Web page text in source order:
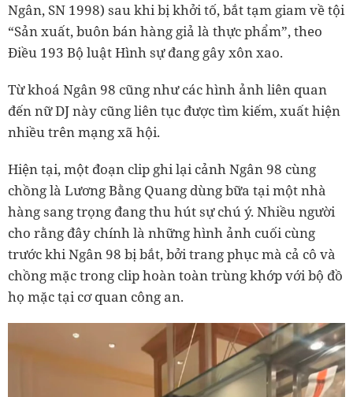
Ngân, SN 1998) sau khi bị khởi tố, bắt tạm giam về tội
“Sản xuất, buôn bán hàng giả là thực phẩm”, theo
Điều 193 Bộ luật Hình sự đang gây xôn xao.
Từ khoá Ngân 98 cũng như các hình ảnh liên quan
đến nữ DJ này cũng liên tục được tìm kiếm, xuất hiện
nhiều trên mạng xã hội.
Hiện tại, một đoạn clip ghi lại cảnh Ngân 98 cùng
chồng là Lương Bằng Quang dùng bữa tại một nhà
hàng sang trọng đang thu hút sự chú ý. Nhiều người
cho rằng đây chính là những hình ảnh cuối cùng
trước khi Ngân 98 bị bắt, bởi trang phục mà cả cô và
chồng mặc trong clip hoàn toàn trùng khớp với bộ đồ
họ mặc tại cơ quan công an.